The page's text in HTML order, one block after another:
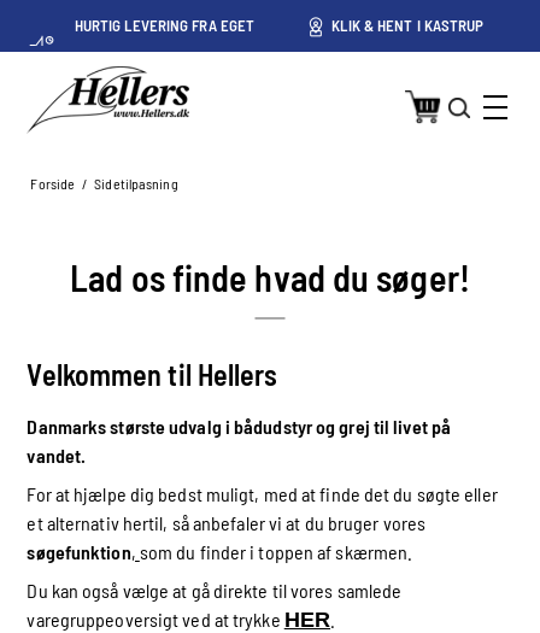
HURTIG LEVERING FRA EGET
LAGER I KASTRUP
KLIK & HENT I KASTRUP
Forside / Sidetilpasning
Lad os finde hvad du søger!
Velkommen til Hellers
Danmarks største udvalg i bådudstyr og grej til livet på
vandet.
For at hjælpe dig bedst muligt, med at finde det du søgte eller
et alternativ hertil, så anbefaler vi at du bruger vores
søgefunktion, som du finder i toppen af skærmen.
Du kan også vælge at gå direkte til vores samlede
varegruppeoversigt ved at trykke HER